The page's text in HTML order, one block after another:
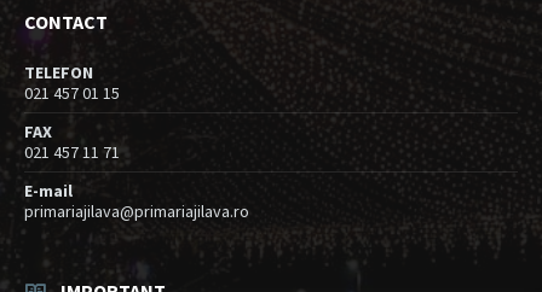
CONTACT
TELEFON
021 457 01 15
FAX
021 457 11 71
E-mail
primariajilava@primariajilava.ro